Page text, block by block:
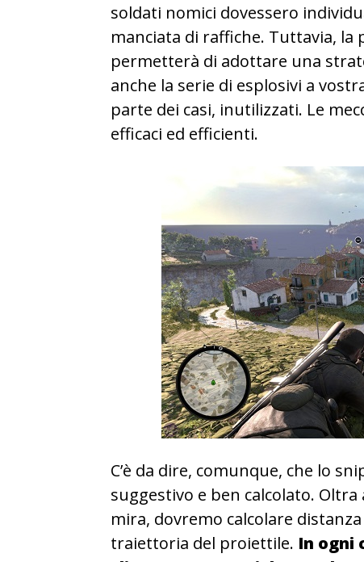
soldati nomici dovessero
manciata di raffiche. Tuttavia,
permetterà di adottare una
anche la serie di esplosivi a
parte dei casi, inutilizzati. Le
efficaci ed efficienti.
C’è da dire, comunque, che lo
suggestivo e ben calcolato.
mira, dovremo calcolare
traiettoria del proiettile. In ogni